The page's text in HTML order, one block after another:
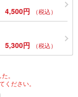
4,500円 （税込）
5,300円 （税込）
。
ださい。